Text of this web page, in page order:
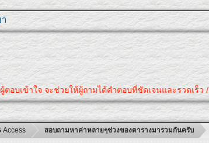
เข้าใจ จะช่วยให้ผู้ถามได้คำตอบที่ชัดเจนและรวดเร็ว /
Access สอบถามหาค่าหลายๆช่วงของตารางมารวมกันครับ